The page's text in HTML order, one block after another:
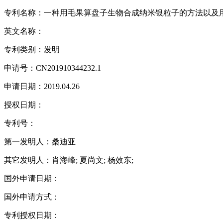
专利名称：一种用毛果算盘子生物合成纳米银粒子的方法以及
英文名称：
专利类别：发明
申请号：CN201910344232.1
申请日期：2019.04.26
授权日期：
专利号：
第一发明人：桑迪亚
其它发明人：肖海峰; 夏尚文; 杨效东;
国外申请日期：
国外申请方式：
专利授权日期：